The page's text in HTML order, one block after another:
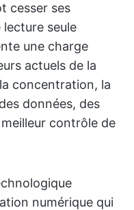
cesser ses
seule
une charge
actuels de la
concentration, la
données, des
contrôle de
numérique qui